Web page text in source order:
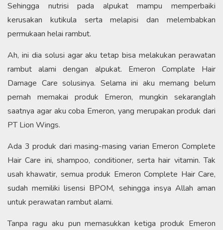
Sehingga nutrisi pada alpukat mampu memperbaiki
kerusakan kutikula serta melapisi dan melembabkan
permukaan helai rambut.
Ah, ini dia solusi agar aku tetap bisa melakukan perawatan
rambut alami dengan alpukat. Emeron Complate Hair
Damage Care solusinya. Selama ini aku memang belum
pernah memakai produk Emeron, mungkin sekaranglah
saatnya agar aku coba Emeron, yang merupakan produk dari
PT Lion Wings.
Ada 3 produk dari masing-masing varian Emeron Complete
Hair Care ini, shampoo, conditioner, serta hair vitamin. Tak
usah khawatir, semua produk Emeron Complete Hair Care,
sudah memiliki lisensi BPOM, sehingga insya Allah aman
untuk perawatan rambut alami.
Tanpa ragu aku pun memasukkan ketiga produk Emeron